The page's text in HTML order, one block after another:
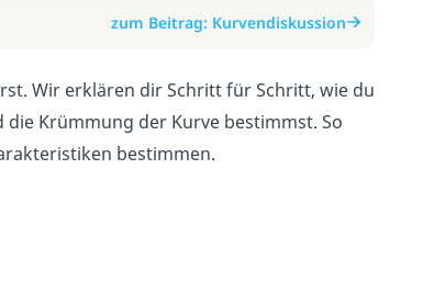
zum Beitrag: Kurvendiskussion
Wir erklären dir Schritt für Schritt, wie du
Krümmung der Kurve bestimmst. So
bestimmen.